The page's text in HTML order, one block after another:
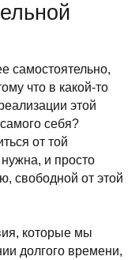
самостоятельно,
что в какой-то
этой
себя?
от той
и просто
свободной от этой
которые мы
долгого времени,